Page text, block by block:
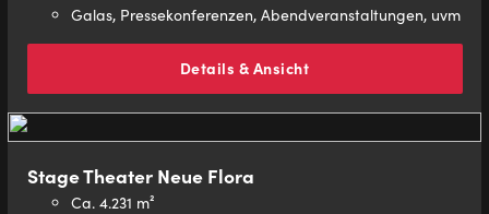
Galas, Pressekonferenzen, Abendveranstaltungen, uvm
Details & Ansicht
Stage Theater Neue Flora
Ca. 4.231 m²